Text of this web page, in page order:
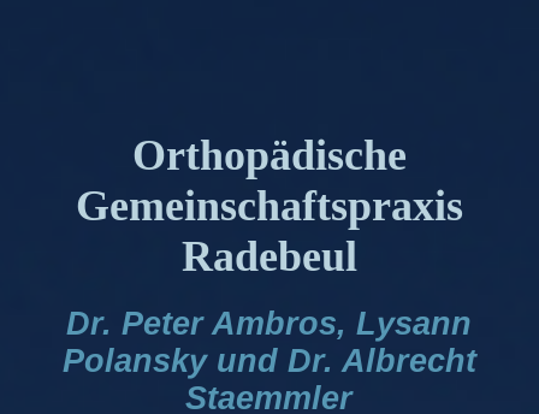
Orthopädische
Gemeinschaftspraxis
Radebeul
Dr. Peter Ambros, Lysann
Polansky und Dr. Albrecht
Staemmler